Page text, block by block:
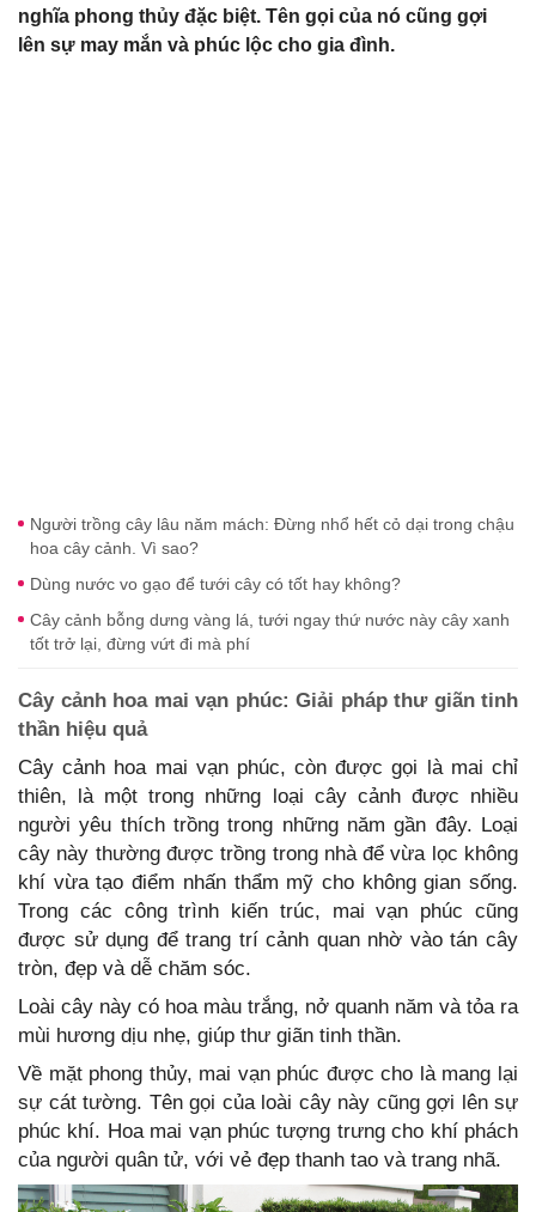
nghĩa phong thủy đặc biệt. Tên gọi của nó cũng gợi
lên sự may mắn và phúc lộc cho gia đình.
Người trồng cây lâu năm mách: Đừng nhổ hết cỏ dại trong chậu
hoa cây cảnh. Vì sao?
Dùng nước vo gạo để tưới cây có tốt hay không?
Cây cảnh bỗng dưng vàng lá, tưới ngay thứ nước này cây xanh
tốt trở lại, đừng vứt đi mà phí
Cây cảnh hoa mai vạn phúc: Giải pháp thư giãn tinh
thần hiệu quả
Cây cảnh hoa mai vạn phúc, còn được gọi là mai chỉ
thiên, là một trong những loại cây cảnh được nhiều
người yêu thích trồng trong những năm gần đây. Loại
cây này thường được trồng trong nhà để vừa lọc không
khí vừa tạo điểm nhấn thẩm mỹ cho không gian sống.
Trong các công trình kiến trúc, mai vạn phúc cũng
được sử dụng để trang trí cảnh quan nhờ vào tán cây
tròn, đẹp và dễ chăm sóc.
Loài cây này có hoa màu trắng, nở quanh năm và tỏa ra
mùi hương dịu nhẹ, giúp thư giãn tinh thần.
Về mặt phong thủy, mai vạn phúc được cho là mang lại
sự cát tường. Tên gọi của loài cây này cũng gợi lên sự
phúc khí. Hoa mai vạn phúc tượng trưng cho khí phách
của người quân tử, với vẻ đẹp thanh tao và trang nhã.